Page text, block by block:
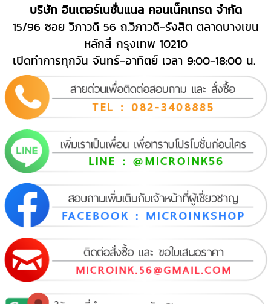
บริษัท อินเตอร์เนชั่นแนล คอนเน็คเทรด จำกัด
15/96 ซอย วิภาวดี 56 ถ.วิภาวดี-รังสิต ตลาดบางเขน
หลักสี่ กรุงเทพ 10210
เปิดทำการทุกวัน จันทร์-อาทิตย์ เวลา 9:00-18:00 น.